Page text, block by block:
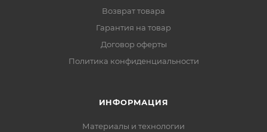
Возврат товара
Гарантия на товар
Договор оферты
Политика конфиденциальности
ИНФОРМАЦИЯ
Материалы и технологии